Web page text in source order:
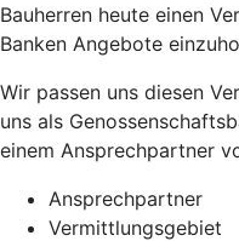
Bauherren heute einen
Banken Angebote
Wir passen uns diesen
uns als
einem Ansprechpartner
Ansprechpartner
Vermittlungsgebiet